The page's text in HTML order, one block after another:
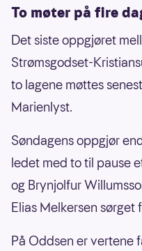
To møter på fire
Det siste oppgjøret
Strømsgodset-
to lagene møttes
Marienlyst.
Søndagens oppgjør
ledet med to til pause
og Brynjolfur
Elias Melkersen sørget
På Oddsen er vertene